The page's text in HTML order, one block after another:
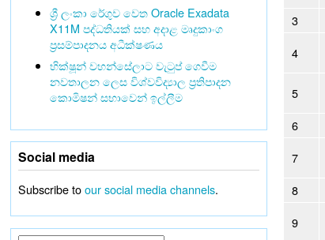
3
4
5
6
7
8
9
ශ්‍රී ලංකා රේගුව වෙත Oracle Exadata
X11M පද්ධතියක් සහ අදාළ මෘදුකාංග
ප්‍රසම්පාදනය අධීක්ෂණය
භික්ෂූන් වහන්සේලාට වැටුප් ගෙවීම
නවතාලන ලෙස විශ්වවිද්‍යාල ප්‍රතිපාදන
කොමිෂන් සභාවෙන් ඉල්ලීම
Social media
Subscribe toour social media channels.